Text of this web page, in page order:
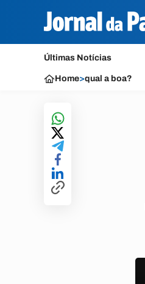
Últimas Notícias
Home>qual a boa?